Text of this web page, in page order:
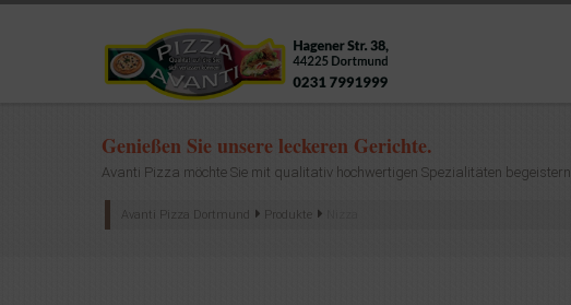
Genießen Sie unsere leckeren Gerichte.
Avanti Pizza möchte Sie mit qualitativ hochwertigen Spezialitäten begeistern.
Avanti Pizza Dortmund Produkte